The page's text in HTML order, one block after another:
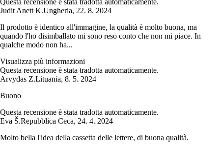
Judit Anett K.Ungheria, 22. 8. 2024
Il prodotto è identico all'immagine, la qualità è molto buona, ma
quando l'ho disimballato mi sono reso conto che non mi piace. In
qualche modo non ha...
Visualizza più informazioni
Questa recensione è stata tradotta automaticamente.
Arvydas Z.Lituania, 8. 5. 2024
Buono
Questa recensione è stata tradotta automaticamente.
Eva Š.Repubblica Ceca, 24. 4. 2024
Molto bella l'idea della cassetta delle lettere, di buona qualità.